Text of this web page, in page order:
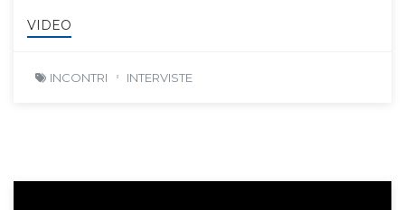
VIDEO
INCONTRI INTERVISTE